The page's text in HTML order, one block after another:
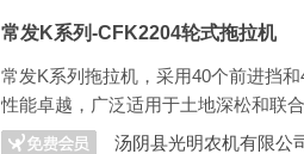
常发K系列-CFK2204轮式拖拉机
常发K系列拖拉机，采用40个前进挡
性能卓越，广泛适用于土地深松和联
汤阴县光明农机有限公